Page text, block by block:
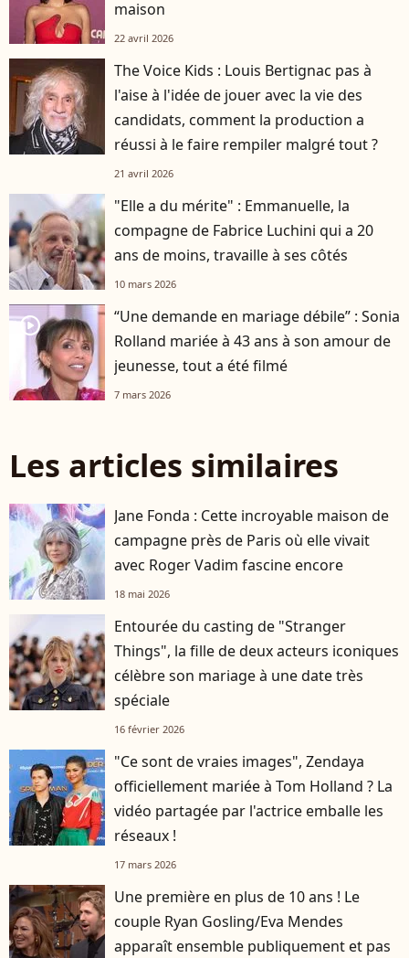
maison
22 avril 2026
The Voice Kids : Louis Bertignac pas à
l'aise à l'idée de jouer avec la vie des
candidats, comment la production a
réussi à le faire rempiler malgré tout ?
21 avril 2026
"Elle a du mérite" : Emmanuelle, la
compagne de Fabrice Luchini qui a 20
ans de moins, travaille à ses côtés
10 mars 2026
player2
“Une demande en mariage débile” : Sonia
Rolland mariée à 43 ans à son amour de
jeunesse, tout a été filmé
7 mars 2026
Les articles similaires
Jane Fonda : Cette incroyable maison de
campagne près de Paris où elle vivait
avec Roger Vadim fascine encore
18 mai 2026
Entourée du casting de "Stranger
Things", la fille de deux acteurs iconiques
célèbre son mariage à une date très
spéciale
16 février 2026
"Ce sont de vraies images", Zendaya
officiellement mariée à Tom Holland ? La
vidéo partagée par l'actrice emballe les
réseaux !
17 mars 2026
Une première en plus de 10 ans ! Le
couple Ryan Gosling/Eva Mendes
apparaît ensemble publiquement et pas